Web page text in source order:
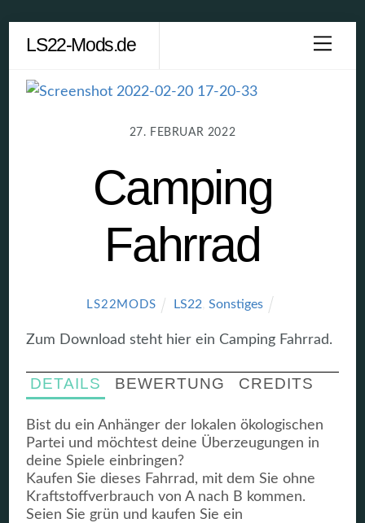
content
LS22-Mods.de
27. FEBRUAR 2022
Camping
Fahrrad
LS22MODS LS22 Sonstiges
Zum Download steht hier ein Camping Fahrrad.
DETAILS BEWERTUNG CREDITS
Bist du ein Anhänger der lokalen ökologischen
Partei und möchtest deine Überzeugungen in
deine Spiele einbringen?
Kaufen Sie dieses Fahrrad, mit dem Sie ohne
Kraftstoffverbrauch von A nach B kommen.
Seien Sie grün und kaufen Sie ein